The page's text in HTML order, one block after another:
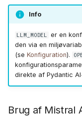
Info
LLM_MODEL
er en
den via en
(se Konfiguration).
direkte af Pydantic
Brug af Mistral